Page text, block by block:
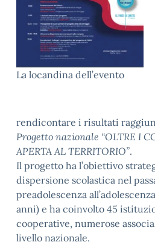
La locandina dell’evento
rendicontare i risultati
Progetto nazionale “OLTRE I
APERTA AL TERRITORIO”.
Il progetto ha l’obiettivo
dispersione scolastica nel
preadolescenza all’adolescenza
anni) e ha coinvolto 45
cooperative, numerose
livello nazionale.